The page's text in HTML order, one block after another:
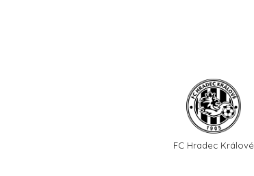
FC Hradec Králové